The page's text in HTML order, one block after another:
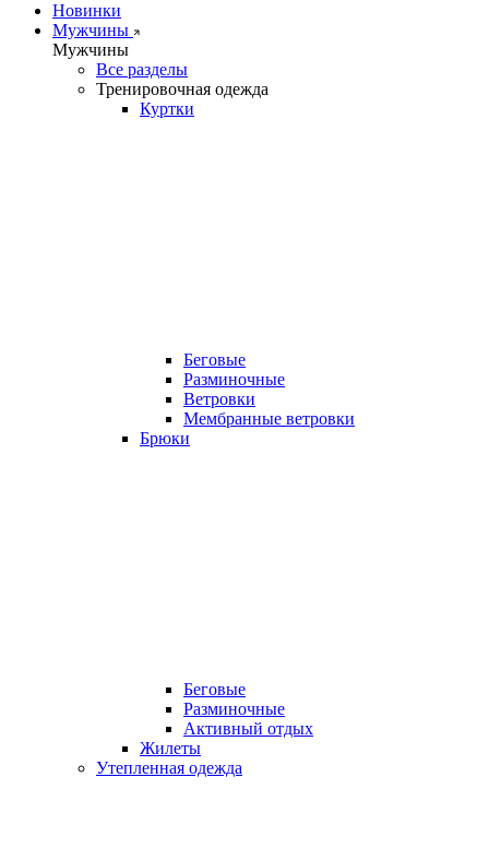
Новинки
Мужчины
Мужчины
Все разделы
Тренировочная одежда
Куртки
Беговые
Разминочные
Ветровки
Мембранные ветровки
Брюки
Беговые
Разминочные
Активный отдых
Жилеты
Утепленная одежда